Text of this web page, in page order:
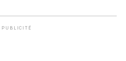
PUBLICITÉ